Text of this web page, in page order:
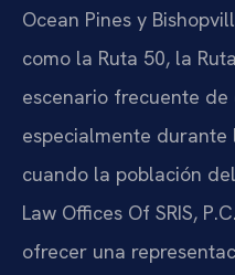
Ocean Pines y
como la Ruta 50, la
escenario frecuente
especialmente durante
cuando la población
Law Offices Of SRIS,
ofrecer una